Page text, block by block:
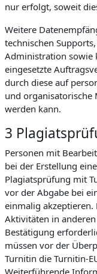
nur erfolgt, soweit
Weitere
technischen
Administration sowie
eingesetzte
durch diese auf
und organisatorische
werden kann.
3
Personen mit
bei der Erstellung
Plagiatsprüfung mit
vor der Abgabe bei
einmalig akzeptieren.
Aktivitäten in
Bestätigung
müssen vor der
Turnitin die Turnitin-
Weiterführende